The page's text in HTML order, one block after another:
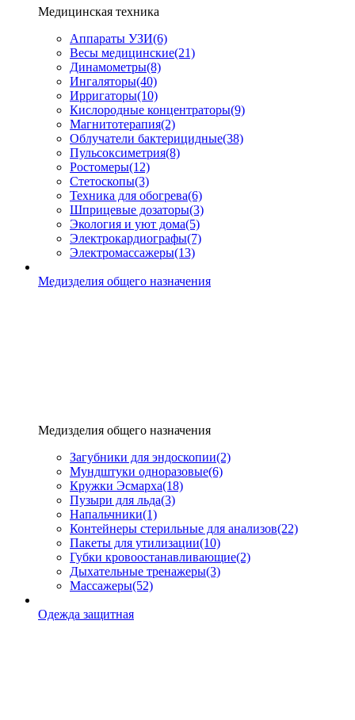
Медицинская техника
Аппараты УЗИ(6)
Весы медицинские(21)
Динамометры(8)
Ингаляторы(40)
Ирригаторы(10)
Кислородные концентраторы(9)
Магнитотерапия(2)
Облучатели бактерицидные(38)
Пульсоксиметрия(8)
Ростомеры(12)
Стетоскопы(3)
Техника для обогрева(6)
Шприцевые дозаторы(3)
Экология и уют дома(5)
Электрокардиографы(7)
Электромассажеры(13)
Медизделия общего назначения
Медизделия общего назначения
Загубники для эндоскопии(2)
Мундштуки одноразовые(6)
Кружки Эсмарха(18)
Пузыри для льда(3)
Напальчники(1)
Контейнеры стерильные для анализов(22)
Пакеты для утилизации(10)
Губки кровоостанавливающие(2)
Дыхательные тренажеры(3)
Массажеры(52)
Одежда защитная